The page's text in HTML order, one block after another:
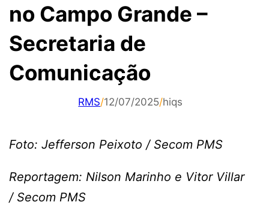
no Campo Grande –
Secretaria de
Comunicação
RMS/12/07/2025/hiqs
Foto: Jefferson Peixoto / Secom PMS
Reportagem: Nilson Marinho e Vitor Villar
/ Secom PMS